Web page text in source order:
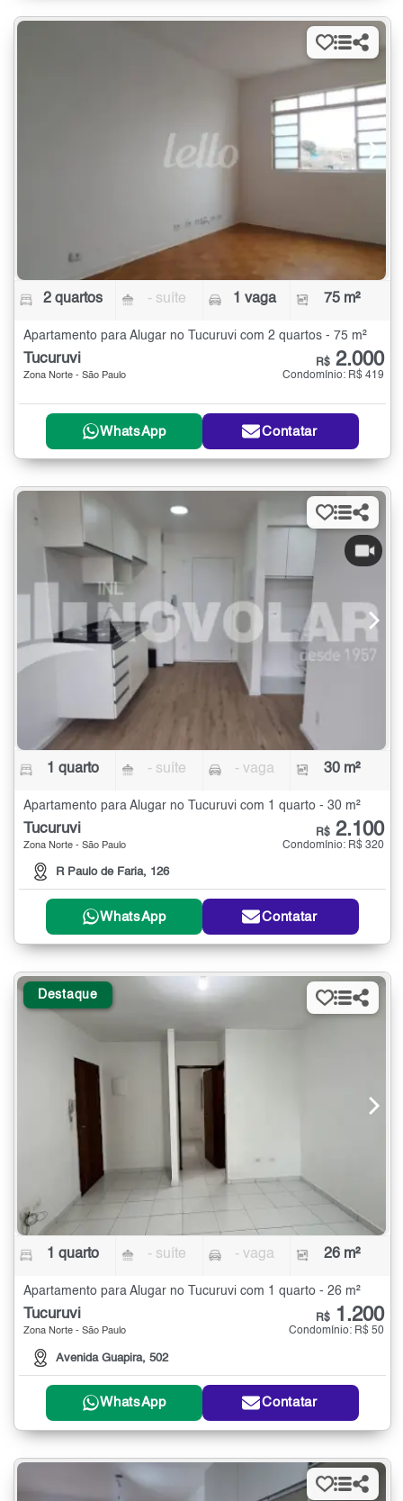
2 quartos - suíte 1 vaga 75 m²
Apartamento para Alugar no Tucuruvi com 2 quartos - 75 m²
Tucuruvi
Zona Norte - São Paulo
R$ 2.000
Condomínio: R$ 419
WhatsApp Contatar
1 quarto - suíte - vaga 30 m²
Apartamento para Alugar no Tucuruvi com 1 quarto - 30 m²
Tucuruvi
Zona Norte - São Paulo
R Paulo de Faria, 126
R$ 2.100
Condomínio: R$ 320
WhatsApp Contatar
Destaque
1 quarto - suíte - vaga 26 m²
Apartamento para Alugar no Tucuruvi com 1 quarto - 26 m²
Tucuruvi
Zona Norte - São Paulo
Avenida Guapira, 502
R$ 1.200
Condomínio: R$ 50
WhatsApp Contatar